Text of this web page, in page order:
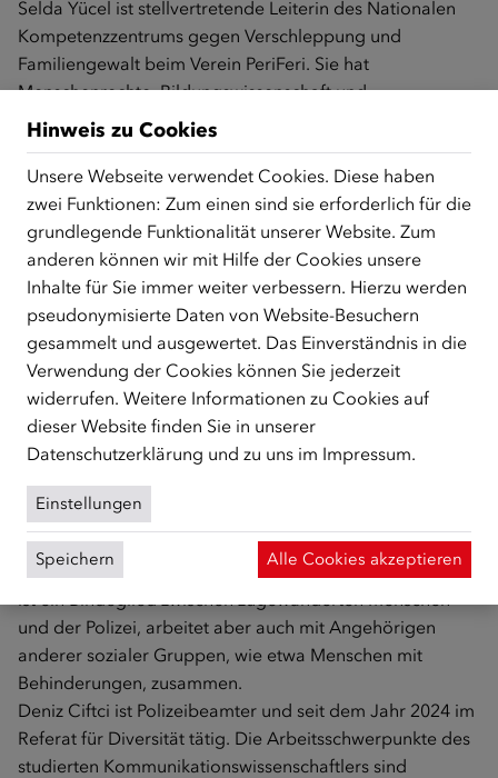
Selda Yücel ist stellvertretende Leiterin des Nationalen
Kompetenzzentrums gegen Verschleppung und
Familiengewalt beim Verein PeriFeri. Sie hat
Menschenrechte, Bildungswissenschaft und
Wirtschaftsrecht studiert und verfügt über 14 Jahre
Zwangsheirat und Verschleppung. Sie ist Mitautorin der
Publikation Kompass Verschleppung und Zwangsheirat
und engagiert sich für den Schutz Betroffener und die
Sensibilisierung der Gesellschaft.
Alfred Schön und Deniz Ciftci: Gewalt gegen Frauen
Zusammenarbeit des Referats für Diversität mit
zugewanderten Menschen in Wien, polizeiliche
Präventionsarbeit zu Gewalt gegen Frauen
Alfred Schön hat Publizistik und
Kommunikationswissenschaft studiert. Er ist
Polizeibeamter und leitet seit 2017 das Referat für
Diversität der Landespolizeidirektion Wien. Das Referat
und der Polizei, arbeitet aber auch mit Angehörigen
anderer sozialer Gruppen, wie etwa Menschen mit
Behinderungen, zusammen.
Deniz Ciftci ist Polizeibeamter und seit dem Jahr 2024 im
Referat für Diversität tätig. Die Arbeitsschwerpunkte des
studierten Kommunikationswissenschaftlers sind
Hinweis zu Cookies
Unsere Webseite verwendet Cookies. Diese haben
zwei Funktionen: Zum einen sind sie erforderlich für die
grundlegende Funktionalität unserer Website. Zum
anderen können wir mit Hilfe der Cookies unsere
Inhalte für Sie immer weiter verbessern. Hierzu werden
pseudonymisierte Daten von Website-Besuchern
gesammelt und ausgewertet. Das Einverständnis in die
Verwendung der Cookies können Sie jederzeit
widerrufen. Weitere Informationen zu Cookies auf
dieser Website finden Sie in unserer
Datenschutzerklärung und zu uns im Impressum.
Einstellungen
Speichern Alle Cookies akzeptieren